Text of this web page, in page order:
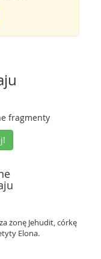
fragmenty
żonę Jehudit, córkę
Elona.